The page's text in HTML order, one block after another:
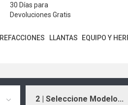
30 Días para
Devoluciones Gratis
REFACCIONES LLANTAS EQUIPO Y
2 | Seleccione Modelo...